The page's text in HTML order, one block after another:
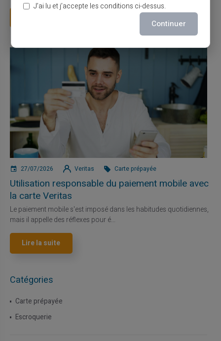
27/07/2026 Veritas Carte prépayée
Utilisation responsable du paiement mobile avec
la carte Veritas
Le paiement mobile s'est imposé dans les habitudes quotidiennes,
mais il appelle des réflexes pour é...
Lire la suite
Catégories
Carte prépayée
Escroquerie
J’ai lu et j’accepte les conditions ci-dessus.
Continuer